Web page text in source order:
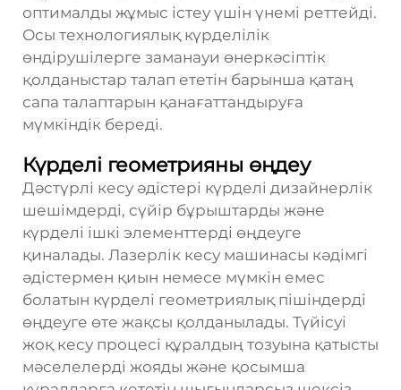
оптималды жұмыс істеу үшін үнемі реттейді.
Осы технологиялық күрделілік
өндірушілерге заманауи өнеркәсіптік
қолданыстар талап ететін барынша қатаң
сапа талаптарын қанағаттандыруға
мүмкіндік береді.
Күрделі геометрияны өңдеу
Дәстүрлі кесу әдістері күрделі дизайнерлік
шешімдерді, сүйір бұрыштарды және
күрделі ішкі элементтерді өңдеуге
қиналады. Лазерлік кесу машинасы кәдімгі
әдістермен қиын немесе мүмкін емес
болатын күрделі геометриялық пішіндерді
өңдеуге өте жақсы қолданылады. Түйісуі
жоқ кесу процесі құралдың тозуына қатысты
мәселелерді жояды және қосымша